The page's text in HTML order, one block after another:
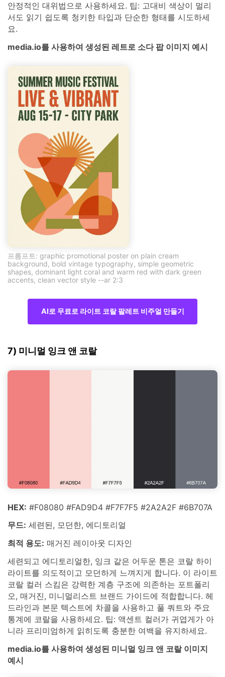
안정적인 대위법으로 사용하세요. 팁: 고대비 색상이 멀리
서도 읽기 쉽도록 청키한 타입과 단순한 형태를 시도하세
요.
media.io를 사용하여 생성된 레트로 소다 팝 이미지 예시
프롬프트: graphic promotional poster on plain cream
background, bold vintage typography, simple geometric
shapes, dominant light coral and warm red with dark green
accents, clean vector style --ar 2:3
AI로 무료로 라이트 코랄 팔레트 비주얼 만들기
7) 미니멀 잉크 앤 코랄
HEX: #F08080 #FAD9D4 #F7F7F5 #2A2A2F #6B707A
무드: 세련된, 모던한, 에디토리얼
최적 용도: 매거진 레이아웃 디자인
세련되고 에디토리얼한, 잉크 같은 어두운 톤은 코랄 하이
라이트를 의도적이고 모던하게 느껴지게 합니다. 이 라이트
코랄 컬러 스킴은 강력한 계층 구조에 의존하는 포트폴리
오, 매거진, 미니멀리스트 브랜드 가이드에 적합합니다. 헤
드라인과 본문 텍스트에 차콜을 사용하고 풀 쿼트와 주요
통계에 코랄을 사용하세요. 팁: 액센트 컬러가 귀엽게가 아
니라 프리미엄하게 읽히도록 충분한 여백을 유지하세요.
media.io를 사용하여 생성된 미니멀 잉크 앤 코랄 이미지
예시